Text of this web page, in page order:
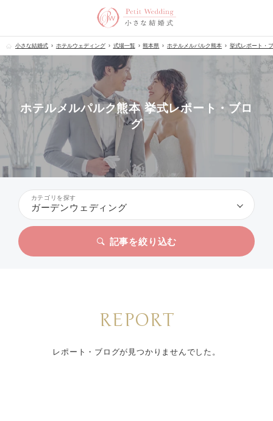
小さな結婚式 ホテルウェディング 式場一覧 熊本県 ホテルメルパルク熊本 挙式レポート・
ホテルメルパルク熊本 挙式レポート・ブロ
グ
カテゴリを探す
ガーデンウェディング
記事を絞り込む
REPORT
レポート・ブログが見つかりませんでした。